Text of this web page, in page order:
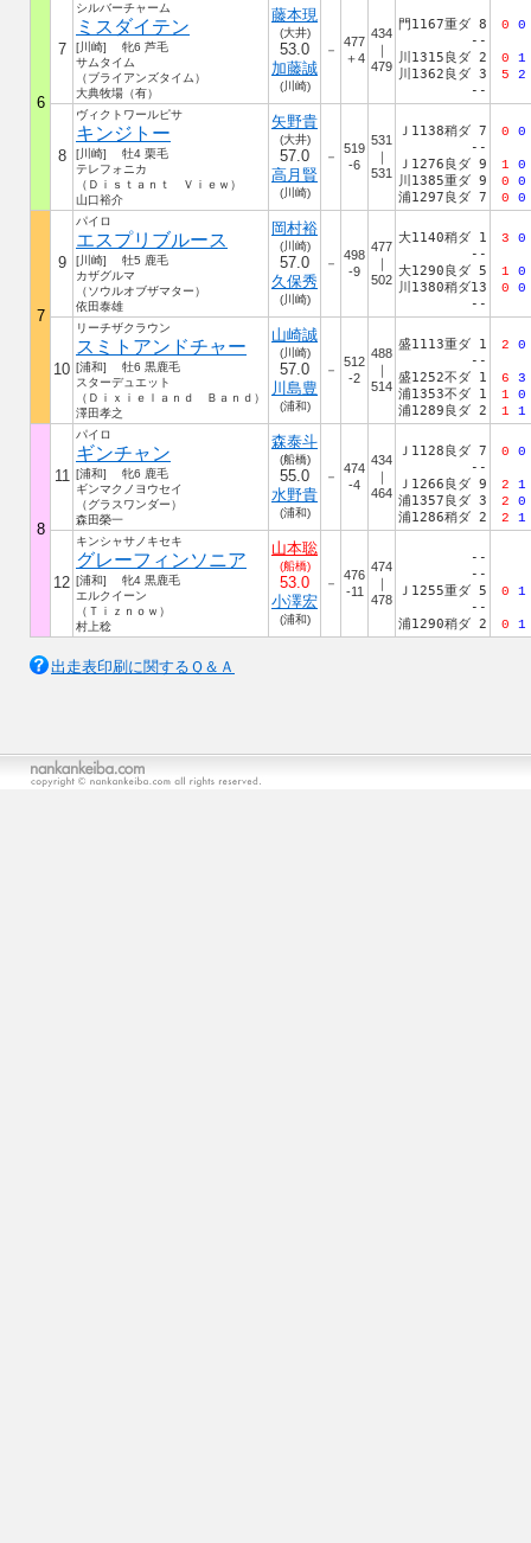
6
7
シルバーチャーム
ミスダイテン
[川崎] 牝6 芦毛
サムタイム
（ブライアンズタイム）
大典牧場（有）
藤本現
(大井)
53.0
加藤誠
(川崎)
－
477
＋4
434
｜
479
門1167重ダ 8
--
川1315良ダ 2
川1362良ダ 3
--
0 0
0 1
5 2
8
ヴィクトワールピサ
キンジトー
[川崎] 牡4 栗毛
テレフォニカ
（Ｄｉｓｔａｎｔ Ｖｉｅｗ）
山口裕介
矢野貴
(大井)
57.0
高月賢
(川崎)
－
519
-6
531
｜
531
Ｊ1138稍ダ 7
--
Ｊ1276良ダ 9
川1385重ダ 9
浦1297良ダ 7
0 0
1 0
0 0
0 0
7
9
パイロ
エスプリブルース
[川崎] 牡5 鹿毛
カザグルマ
（ソウルオブザマター）
依田泰雄
岡村裕
(川崎)
57.0
久保秀
(川崎)
－
498
-9
477
｜
502
大1140稍ダ 1
--
大1290良ダ 5
川1380稍ダ13
--
3 0
1 0
0 0
10
リーチザクラウン
スミトアンドチャー
[浦和] 牡6 黒鹿毛
スターデュエット
（Ｄｉｘｉｅｌａｎｄ Ｂａｎｄ）
澤田孝之
山崎誠
(川崎)
57.0
川島豊
(浦和)
－
512
-2
488
｜
514
盛1113重ダ 1
--
盛1252不ダ 1
浦1353不ダ 1
浦1289良ダ 2
2 0
6 3
1 0
1 1
8
11
パイロ
ギンチャン
[浦和] 牝6 鹿毛
ギンマクノヨウセイ
（グラスワンダー）
森田榮一
森泰斗
(船橋)
55.0
水野貴
(浦和)
－
474
-4
434
｜
464
Ｊ1128良ダ 7
--
Ｊ1266良ダ 9
浦1357良ダ 3
浦1286稍ダ 2
0 0
2 1
2 0
2 1
12
キンシャサノキセキ
グレーフィンソニア
[浦和] 牝4 黒鹿毛
エルクイーン
（Ｔｉｚｎｏｗ）
村上稔
山本聡
(船橋)
53.0
小澤宏
(浦和)
－
476
-11
474
｜
478
--
--
Ｊ1255重ダ 5
--
浦1290稍ダ 2
0 1
0 1
出走表印刷に関するＱ＆Ａ